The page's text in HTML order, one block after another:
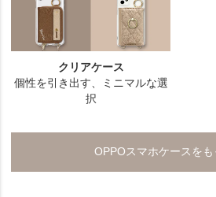
OPPOスマホケースをも